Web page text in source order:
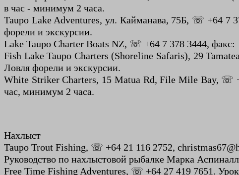
в час - минимум 2 часа.
Taupo Lake Adventures, ул. Кайманава, 75Б, ☏ +64 7
форели и экскурсии.
Lake Taupo Charter Boats NZ, ☏ +64 7 378 3444, факс:
Fish Lake Taupo Charters (Shoreline Safaris), 29
Ловля форели и экскурсии.
White Striker Charters, 15 Matua Rd, File Mile Bay, ☏
час, минимум 2 часа.
Нахлыст
Taupo Trout Fishing, ☏ +64 21 116 2752,
Руководство по нахлыстовой рыбалке Марка
Free Time Fishing Adventures, ☏ +64 27 419 7651.